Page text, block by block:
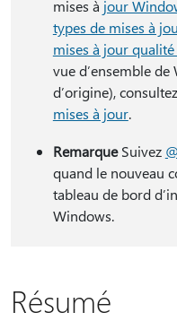
mises à jour
types de mises à
mises à jour
vue d’ensemble
d’origine),
mises à jour.
RemarqueSuivez
quand le nouveau
tableau de bord
Windows.
Résumé